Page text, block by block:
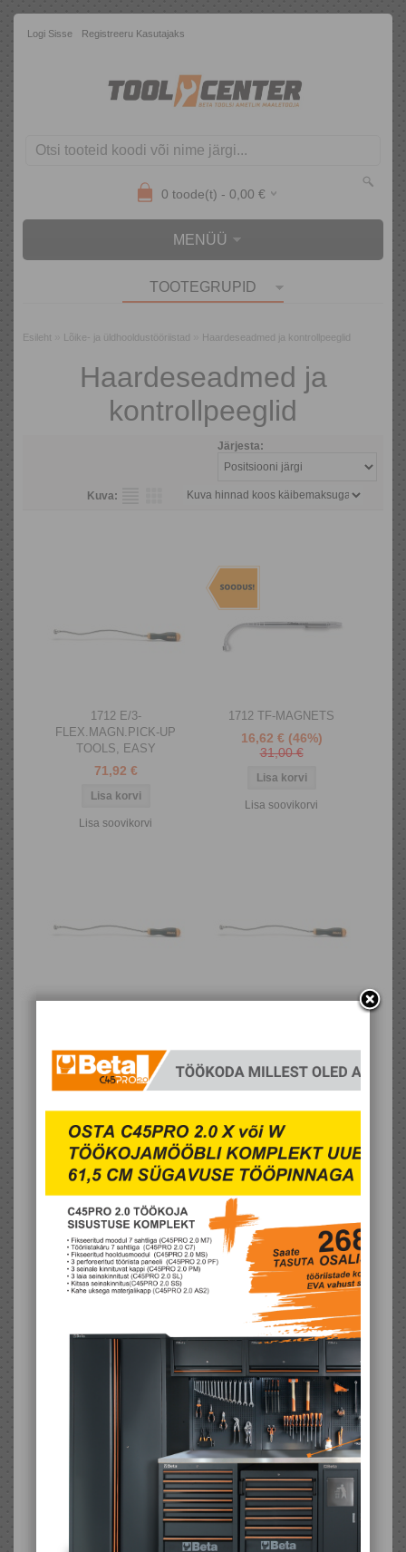
Logi Sisse Registreeru Kasutajaks
0 toode(t) - 0,00 €
MENÜÜ
TOOTEGRUPID
Esileht Lõike- ja üldhooldustööriistad Haardeseadmed ja kontrollpeeglid
Haardeseadmed ja
kontrollpeeglid
Järjesta:
Kuva:
1712 E/3-
FLEX.MAGN.PICK-UP
TOOLS, EASY
71,92 €
Lisa soovikorvi
1712 TF-MAGNETS
16,62 € (46%)
31,00 €
Lisa soovikorvi
45,88 € 58,28 €
1713M-500-FLEXIBLE
PICK UP TOOL
35,34 €(46%)
65,72 €
Lisa soovikorvi